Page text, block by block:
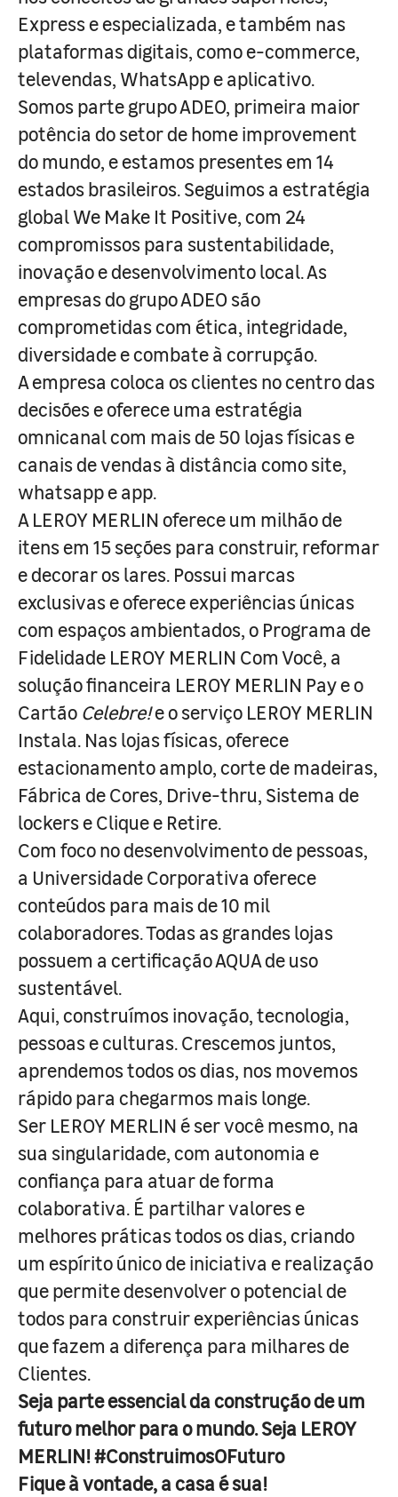
Express e especializada, e também nas
plataformas digitais, como e-commerce,
televendas, WhatsApp e aplicativo.
Somos parte grupo ADEO, primeira maior
potência do setor de home improvement
do mundo, e estamos presentes em 14
estados brasileiros. Seguimos a estratégia
global We Make It Positive, com 24
compromissos para sustentabilidade,
inovação e desenvolvimento local. As
empresas do grupo ADEO são
comprometidas com ética, integridade,
diversidade e combate à corrupção.
A empresa coloca os clientes no centro das
decisões e oferece uma estratégia
omnicanal com mais de 50 lojas físicas e
canais de vendas à distância como site,
whatsapp e app.
A LEROY MERLIN oferece um milhão de
itens em 15 seções para construir, reformar
e decorar os lares. Possui marcas
exclusivas e oferece experiências únicas
com espaços ambientados, o Programa de
Fidelidade LEROY MERLIN Com Você, a
solução financeira LEROY MERLIN Pay e o
Cartão Celebre!e o serviço LEROY MERLIN
Instala. Nas lojas físicas, oferece
estacionamento amplo, corte de madeiras,
Fábrica de Cores, Drive-thru, Sistema de
lockers e Clique e Retire.
Com foco no desenvolvimento de pessoas,
a Universidade Corporativa oferece
conteúdos para mais de 10 mil
colaboradores. Todas as grandes lojas
possuem a certificação AQUA de uso
sustentável.
Aqui, construímos inovação, tecnologia,
pessoas e culturas. Crescemos juntos,
aprendemos todos os dias, nos movemos
rápido para chegarmos mais longe.
Ser LEROY MERLIN é ser você mesmo, na
sua singularidade, com autonomia e
confiança para atuar de forma
colaborativa. É partilhar valores e
melhores práticas todos os dias, criando
um espírito único de iniciativa e realização
que permite desenvolver o potencial de
todos para construir experiências únicas
que fazem a diferença para milhares de
Clientes.
Seja parte essencial da construção de um
futuro melhor para o mundo. Seja LEROY
MERLIN! #ConstruimosOFuturo
Fique à vontade, a casa é sua!